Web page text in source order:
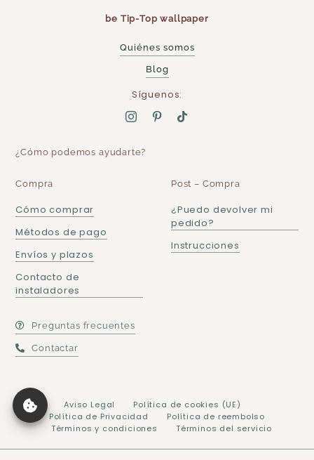
be Tip-Top wallpaper
Quiénes somos
Blog
Síguenos:
¿Cómo podemos ayudarte?
Compra
Cómo comprar
Métodos de pago
Envíos y plazos
Contacto de
instaladores
Post – Compra
¿Puedo devolver mi
pedido?
Instrucciones
Preguntas frecuentes
Contactar
Aviso Legal
Política de cookies (UE)
Política de Privacidad
Política de reembolso
Términos y condiciones
Términos del servicio